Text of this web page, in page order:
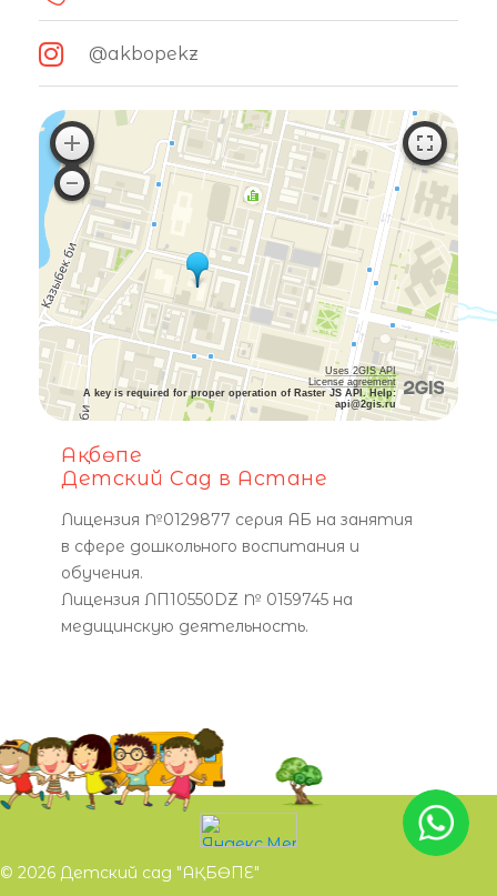
@akbopekz
Uses 2GIS API
License agreement
A key is required for proper operation of Raster JS API. Help:
api@2gis.ru
Ақбөпе
Детский Сад в Астане
Лицензия №0129877 серия АБ на занятия
в сфере дошкольного воспитания и
обучения.
Лицензия ЛП10550DZ № 0159745 на
медицинскую деятельность.
© 2026 Детский сад "АҚБӨПЕ"